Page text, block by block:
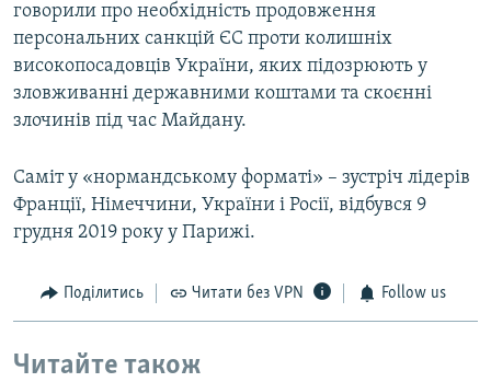
говорили про необхідність продовження
персональних санкцій ЄС проти колишніх
високопосадовців України, яких підозрюють у
зловживанні державними коштами та скоєнні
злочинів під час Майдану.
Саміт у «нормандському форматі» – зустріч лідерів
Франції, Німеччини, України і Росії, відбувся 9
грудня 2019 року у Парижі.
Поділитись Читати без VPN Follow us
Читайте також